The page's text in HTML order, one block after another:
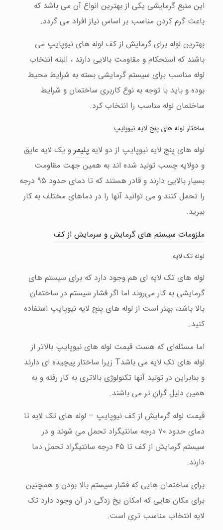
این منبع گرمایشی یکی از بهترین انواع آن می باشد که
باعث گرم کردن مناسب بر اساس نیاز افراد می گردد.
بهترین لوله برای گرمایش از کف لوله های نیوپایپ می
باشند که استحکام و مقاومت بالایی دارند ، البته انتخاب
لوله مناسب برای سیستم گرمایشی بسته به شرایط محیط
بوده و باید با توجه به نوع کاربری ساختمان و شرایط
ساختمان لوله مناسب را انتخاب کرد.
ساختار لوله های پنج لایه نیوپایپ
لوله های پنج لایه نیوپایپ از دو لایه پلیمر و یک لایه عایق
و دولایه چسب تولید شده اند به همین جهت مقاومت
بسیار بالایی دارند و قادر هستند که تا دمای حدود ۹۵ درجه
را تحمل کنند و می توانید آنها را در دماهای مختلف به کار
ببرید.
ملزومات سیستم های گرمایش و سرمایش از کف
لوله تک لایه
لوله های تک لایه ای هم وجود دارد که برای سیستم های
گرمایشی به کار می‌روند اما اگر فشار سیستم در ساختمان
بالا باشد، بهتر است از لوله های پنج لایه نیوپایپ استفاده
کنید.
اما مسئله‌ای که هست قیمت لوله های نیوپایپ بالاتر از
لوله های تک لایه می باشدT زیرا ساختار پیچیده ای دارند
و بنابراین در تولید آنها تکنولوژی بالاتری به کار رفته و به
همین دلیل گران تر می باشند.
قیمت لوله گرمایش از کف نیوپایپ – لوله های تک لایه تا
دمای حدود ۷۰ درجه سانتیگراد تحمل می شوند و در
سیستم گرمایش از کف تا ۴۵ درجه سانتیگراد تحمل دما
دارند.
برای ساختمان هایی که فشار سیستم بالا بودن و همچنین
برای مکان هایی که امکان یخ زدگی در آن وجود دارد تک
لایه انتخاب مناسب تری است.